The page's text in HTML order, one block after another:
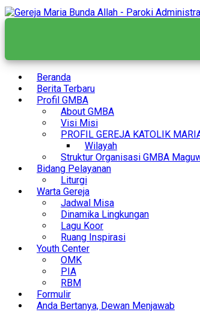
Skip
to
Beranda
Berita Terbaru
Profil GMBA
About GMBA
Visi Misi
PROFIL GEREJA KATOLIK
Wilayah
Struktur Organisasi GMBA
Bidang Pelayanan
Liturgi
Warta Gereja
Jadwal Misa
Dinamika Lingkungan
Lagu Koor
Ruang Inspirasi
Youth Center
OMK
PIA
RBM
Formulir
Anda Bertanya, Dewan Menjawab